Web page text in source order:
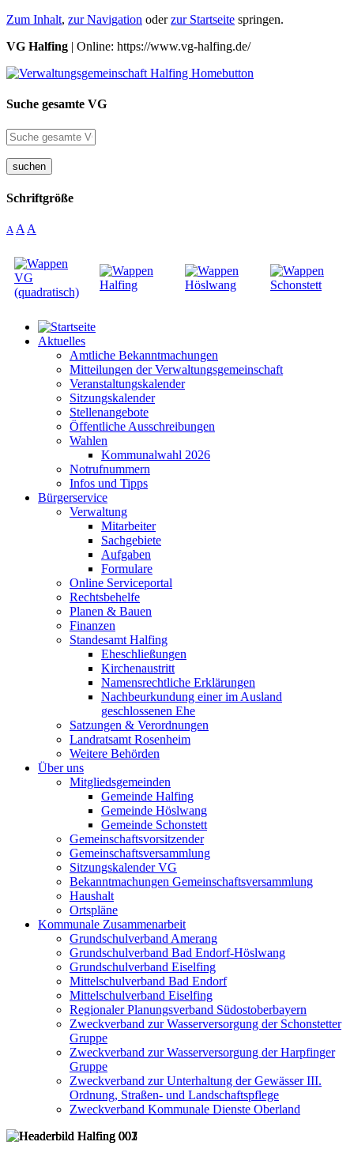
Zum Inhalt, zur Navigation oderzur Startseite springen.
VG Halfing | Online: https://www.vg-halfing.de/
Suche gesamte VG
suchen
Schriftgröße
A A A
Aktuelles
Amtliche Bekanntmachungen
Mitteilungen der Verwaltungsgemeinschaft
Veranstaltungskalender
Sitzungskalender
Stellenangebote
Öffentliche Ausschreibungen
Wahlen
Kommunalwahl 2026
Notrufnummern
Infos und Tipps
Bürgerservice
Verwaltung
Mitarbeiter
Sachgebiete
Aufgaben
Formulare
Online Serviceportal
Rechtsbehelfe
Planen & Bauen
Finanzen
Standesamt Halfing
Eheschließungen
Kirchenaustritt
Namensrechtliche Erklärungen
Nachbeurkundung einer im Ausland
geschlossenen Ehe
Satzungen & Verordnungen
Landratsamt Rosenheim
Weitere Behörden
Über uns
Mitgliedsgemeinden
Gemeinde Halfing
Gemeinde Höslwang
Gemeinde Schonstett
Gemeinschaftsvorsitzender
Gemeinschaftsversammlung
Sitzungskalender VG
Bekanntmachungen Gemeinschaftsversammlung
Haushalt
Ortspläne
Kommunale Zusammenarbeit
Grundschulverband Amerang
Grundschulverband Bad Endorf-Höslwang
Grundschulverband Eiselfing
Mittelschulverband Bad Endorf
Mittelschulverband Eiselfing
Regionaler Planungsverband Südostoberbayern
Zweckverband zur Wasserversorgung der Schonstetter
Gruppe
Zweckverband zur Wasserversorgung der Harpfinger
Gruppe
Zweckverband zur Unterhaltung der Gewässer III.
Ordnung, Straßen- und Landschaftspflege
Zweckverband Kommunale Dienste Oberland